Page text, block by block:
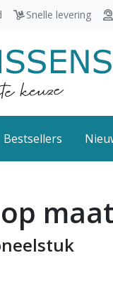
Snelle levering
Bestsellers
maat